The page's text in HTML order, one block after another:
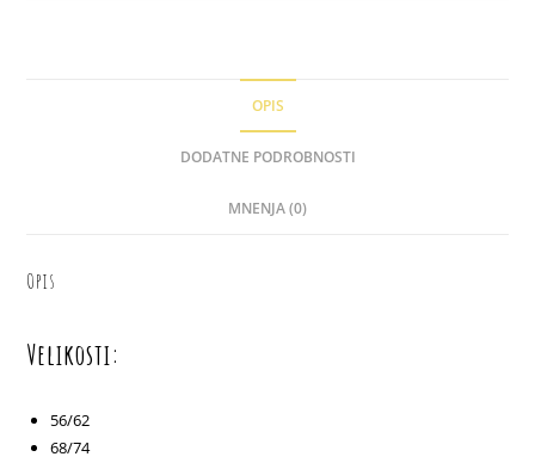
OPIS
DODATNE PODROBNOSTI
MNENJA (0)
Opis
Velikosti:
56/62
68/74